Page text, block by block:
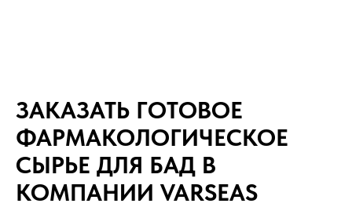
ЗАКАЗАТЬ ГОТОВОЕ
ФАРМАКОЛОГИЧЕСКОЕ
СЫРЬЕ ДЛЯ БАД В
КОМПАНИИ VARSEAS